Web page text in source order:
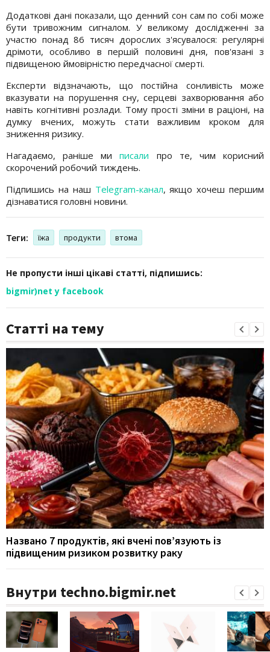
Додаткові дані показали, що денний сон сам по собі може
бути тривожним сигналом. У великому дослідженні за
участю понад 86 тисяч дорослих з'ясувалося: регулярні
дрімоти, особливо в першій половині дня, пов'язані з
підвищеною ймовірністю передчасної смерті.
Експерти відзначають, що постійна сонливість може
вказувати на порушення сну, серцеві захворювання або
навіть когнітивні розлади. Тому прості зміни в раціоні, на
думку вчених, можуть стати важливим кроком для
зниження ризику.
Нагадаємо, раніше миписали про те, чим корисний
скорочений робочий тиждень.
Підпишись на наш Telegram-канал, якщо хочеш першим
дізнаватися головні новини.
Теги: їжа продукти втома
Не пропусти інші цікаві статті, підпишись:
bigmir)net у facebook
Статті на тему
Названо 7 продуктів, які вчені пов’язують із
підвищеним ризиком розвитку раку
Внутри techno.bigmir.net